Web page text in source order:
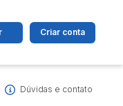
Criar conta
Dúvidas e contato